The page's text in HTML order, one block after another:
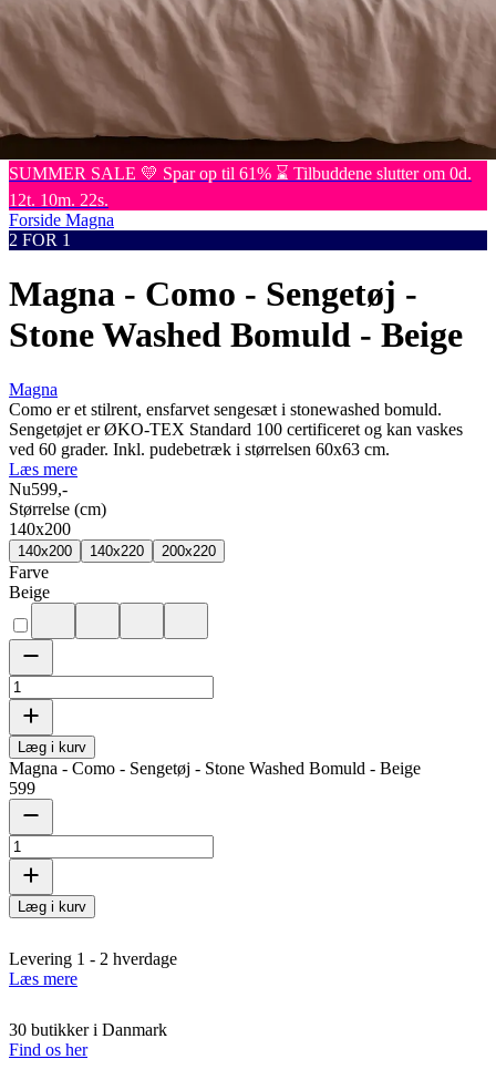
Sengetæpper
Sengebænk
Møbler
Sengelamper - til sengegavl
Sovestole
Kommoder
Brands
SUMMER SALE 💛 Spar op til 61% ⌛ Tilbuddene slutter om 0d.
12t. 10m. 22s.
Forside Magna
2 FOR 1
Magna - Como - Sengetøj -
Stone Washed Bomuld - Beige
Magna
Como er et stilrent, ensfarvet sengesæt i stonewashed bomuld.
Sengetøjet er ØKO-TEX Standard 100 certificeret og kan vaskes
ved 60 grader. Inkl. pudebetræk i størrelsen 60x63 cm.
Læs mere
Nu599,-
Størrelse (cm)
140x200
140x200 140x220 200x220
Farve
Beige
Læg i kurv
Magna - Como - Sengetøj - Stone Washed Bomuld - Beige
599
Læg i kurv
Levering 1 - 2 hverdage
Læs mere
30 butikker i Danmark
Find os her